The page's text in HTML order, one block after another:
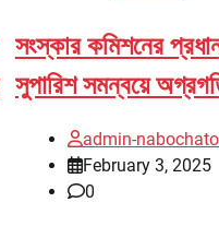
সংস্কার কমিশনের
সুপারিশ সমন্বয়ে
admin-
February 3, 2025
0